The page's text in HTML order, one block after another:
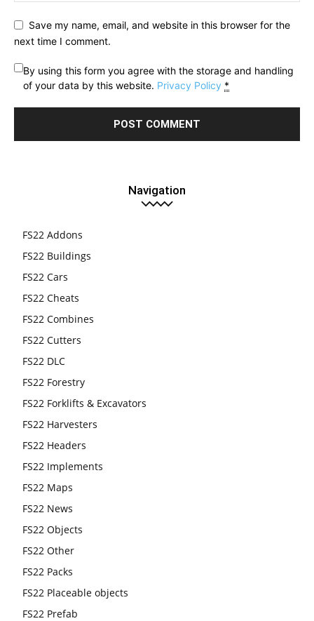
Save my name, email, and website in this browser for the
next time I comment.
By using this form you agree with the storage and handling
of your data by this website. Privacy Policy *
Navigation
FS22 Addons
FS22 Buildings
FS22 Cars
FS22 Cheats
FS22 Combines
FS22 Cutters
FS22 DLC
FS22 Forestry
FS22 Forklifts & Excavators
FS22 Harvesters
FS22 Headers
FS22 Implements
FS22 Maps
FS22 News
FS22 Objects
FS22 Other
FS22 Packs
FS22 Placeable objects
FS22 Prefab